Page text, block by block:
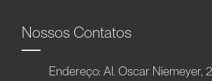
Nossos Contatos
Endereço: Al. Oscar Niemeyer,